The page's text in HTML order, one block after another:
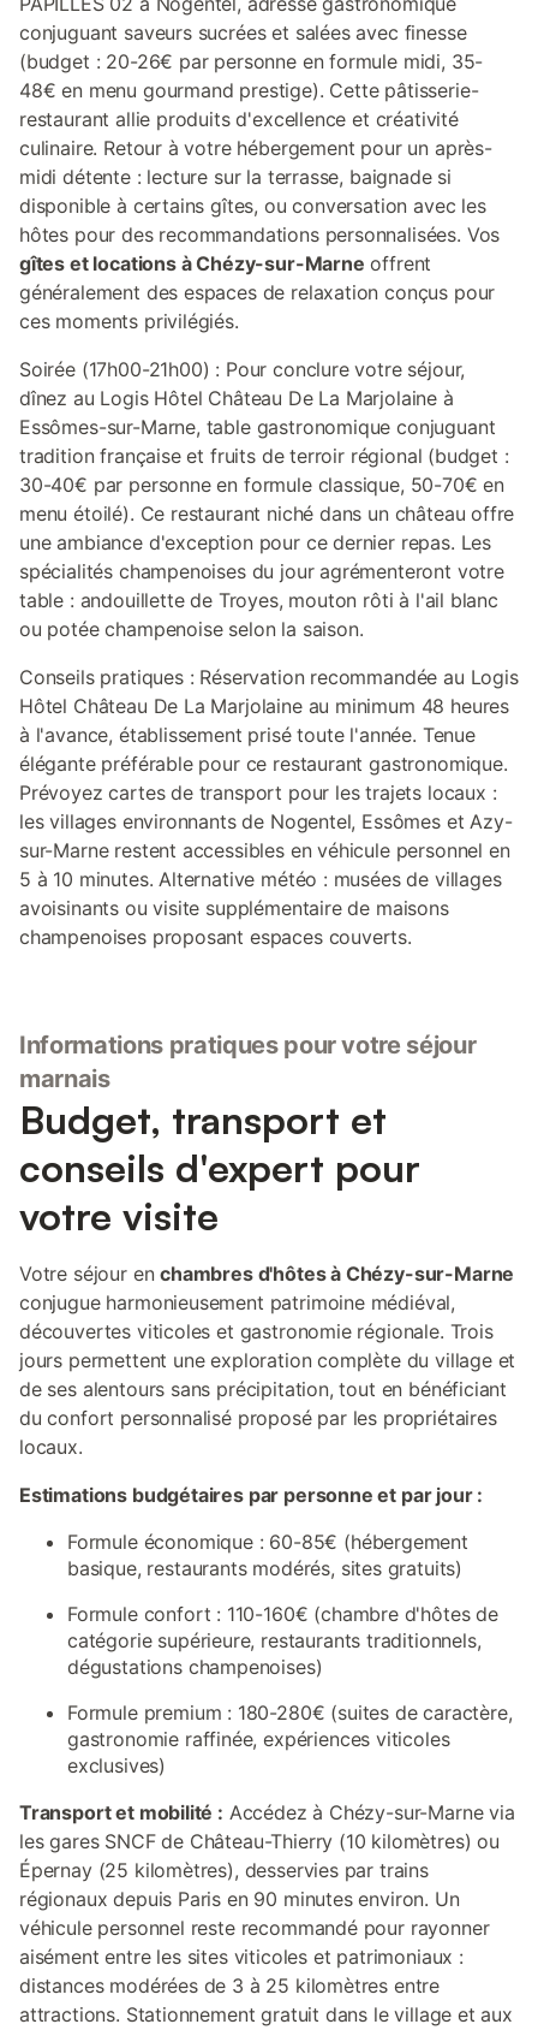
conjuguant saveurs sucrées et salées avec finesse
(budget : 20-26€ par personne en formule midi, 35-
48€ en menu gourmand prestige). Cette pâtisserie-
restaurant allie produits d'excellence et créativité
culinaire. Retour à votre hébergement pour un après-
midi détente : lecture sur la terrasse, baignade si
disponible à certains gîtes, ou conversation avec les
hôtes pour des recommandations personnalisées. Vos
gîtes et locations à Chézy-sur-Marne offrent
généralement des espaces de relaxation conçus pour
ces moments privilégiés.
Soirée (17h00-21h00) : Pour conclure votre séjour,
dînez au Logis Hôtel Château De La Marjolaine à
Essômes-sur-Marne, table gastronomique conjuguant
tradition française et fruits de terroir régional (budget :
30-40€ par personne en formule classique, 50-70€ en
menu étoilé). Ce restaurant niché dans un château offre
une ambiance d'exception pour ce dernier repas. Les
spécialités champenoises du jour agrémenteront votre
table : andouillette de Troyes, mouton rôti à l'ail blanc
ou potée champenoise selon la saison.
Conseils pratiques : Réservation recommandée au Logis
Hôtel Château De La Marjolaine au minimum 48 heures
à l'avance, établissement prisé toute l'année. Tenue
élégante préférable pour ce restaurant gastronomique.
Prévoyez cartes de transport pour les trajets locaux :
les villages environnants de Nogentel, Essômes et Azy-
sur-Marne restent accessibles en véhicule personnel en
5 à 10 minutes. Alternative météo : musées de villages
avoisinants ou visite supplémentaire de maisons
champenoises proposant espaces couverts.
Informations pratiques pour votre séjour
marnais
Budget, transport et
conseils d'expert pour
votre visite
Votre séjour enchambres d'hôtes à Chézy-sur-Marne
conjugue harmonieusement patrimoine médiéval,
découvertes viticoles et gastronomie régionale. Trois
jours permettent une exploration complète du village et
de ses alentours sans précipitation, tout en bénéficiant
du confort personnalisé proposé par les propriétaires
locaux.
Estimations budgétaires par personne et par jour :
Formule économique : 60-85€ (hébergement
basique, restaurants modérés, sites gratuits)
Formule confort : 110-160€ (chambre d'hôtes de
catégorie supérieure, restaurants traditionnels,
dégustations champenoises)
Formule premium : 180-280€ (suites de caractère,
gastronomie raffinée, expériences viticoles
exclusives)
Transport et mobilité : Accédez à Chézy-sur-Marne via
les gares SNCF de Château-Thierry (10 kilomètres) ou
Épernay (25 kilomètres), desservies par trains
régionaux depuis Paris en 90 minutes environ. Un
véhicule personnel reste recommandé pour rayonner
aisément entre les sites viticoles et patrimoniaux :
distances modérées de 3 à 25 kilomètres entre
attractions. Stationnement gratuit dans le village et aux